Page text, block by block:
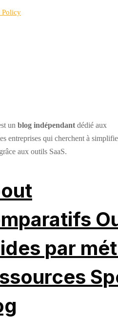
Policy
un blog indépendant dédié aux
entreprises qui cherchent à
aux outils SaaS.
par